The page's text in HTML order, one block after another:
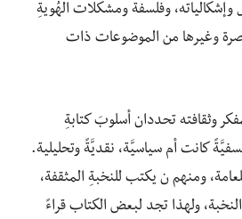
وفلسفة ومشكلات الهُويةِ
وغيرها من الموضوعات ذات
وثقافته تحددان أسلوبَ كتابةِ
كانت أم سياسيَّة، نقديَّةً وتحليلية.
ومنهم ن يكتب للنخبةِ المثقفة،
ولهذا تجد لبعض الكتاب قراءً